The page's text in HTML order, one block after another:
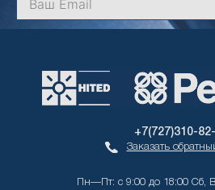
+7(727)310-
Заказать
Пн—Пт: с 9:00 до 18:00 Сб,